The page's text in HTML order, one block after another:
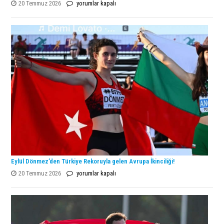
20 Temmuz 2026
ENKA
Şampiyonu
Lanlana
Tararudee!
için
yorumlar kapalı
Eylül Dönmez’den Türkiye Rekoruyla gelen Avrupa İkinciliği!
20 Temmuz 2026
Eylül
Türkiye
gelen
yorumlar kapalı